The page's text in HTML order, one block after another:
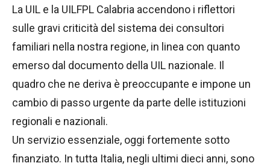
La UIL e la UILFPL Calabria accendono i riflettori
sulle gravi criticità del sistema dei consultori
familiari nella nostra regione, in linea con quanto
emerso dal documento della UIL nazionale. Il
quadro che ne deriva è preoccupante e impone un
cambio di passo urgente da parte delle istituzioni
regionali e nazionali.
Un servizio essenziale, oggi fortemente sotto
finanziato. In tutta Italia, negli ultimi dieci anni, sono